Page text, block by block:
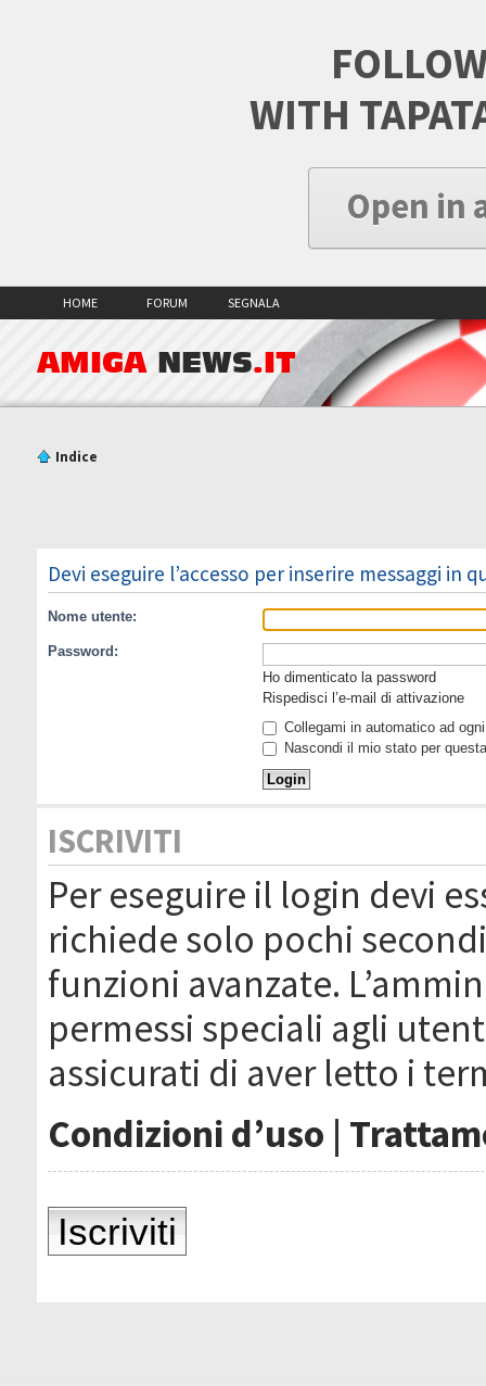
WITH
Open in
HOME FORUM SEGNALA
AMIGA NEWS.IT
Indice
Devi eseguire l’accesso per inserire messaggi in
Nome utente:
Password:
Ho dimenticato la password
Rispedisci l’e-mail di attivazione
Collegami in automatico ad
Nascondi il mio stato per
ISCRIVITI
Per eseguire il login devi
richiede solo pochi
funzioni avanzate.
permessi speciali agli
assicurati di aver letto i
Condizioni d’uso |
Iscriviti